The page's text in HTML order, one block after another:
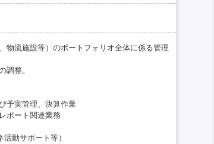
物流施設等）のポートフォリオ全体に係る管理
調整。
予実管理、決算作業
ポート関連業務
動サポート等）